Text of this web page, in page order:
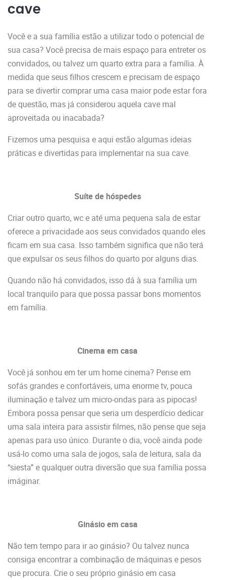
cave
Você e a sua família estão a utilizar todo o potencial de
sua casa? Você precisa de mais espaço para entreter os
convidados, ou talvez um quarto extra para a família. À
medida que seus filhos crescem e precisam de espaço
para se divertir comprar uma casa maior pode estar fora
de questão, mas já considerou aquela cave mal
aproveitada ou inacabada?
Fizemos uma pesquisa e aqui estão algumas ideias
práticas e divertidas para implementar na sua cave.
Suíte de hóspedes
Criar outro quarto, wc e até uma pequena sala de estar
oferece a privacidade aos seus convidados quando eles
ficam em sua casa. Isso também significa que não terá
que expulsar os seus filhos do quarto por alguns dias.
Quando não há convidados, isso dá à sua família um
local tranquilo para que possa passar bons momentos
em família.
Cinema em casa
Você já sonhou em ter um home cinema? Pense em
sofás grandes e confortáveis, uma enorme tv, pouca
iluminação e talvez um micro-ondas para as pipocas!
Embora possa pensar que seria um desperdício dedicar
uma sala inteira para assistir filmes, não pense que seja
apenas para uso único. Durante o dia, você ainda pode
usá-lo como uma sala de jogos, sala de leitura, sala da
“siesta” e qualquer outra diversão que sua família possa
imáginar.
Ginásio em casa
Não tem tempo para ir ao ginásio? Ou talvez nunca
consiga encontrar a combinação de máquinas e pesos
que procura. Crie o seu próprio ginásio em casa